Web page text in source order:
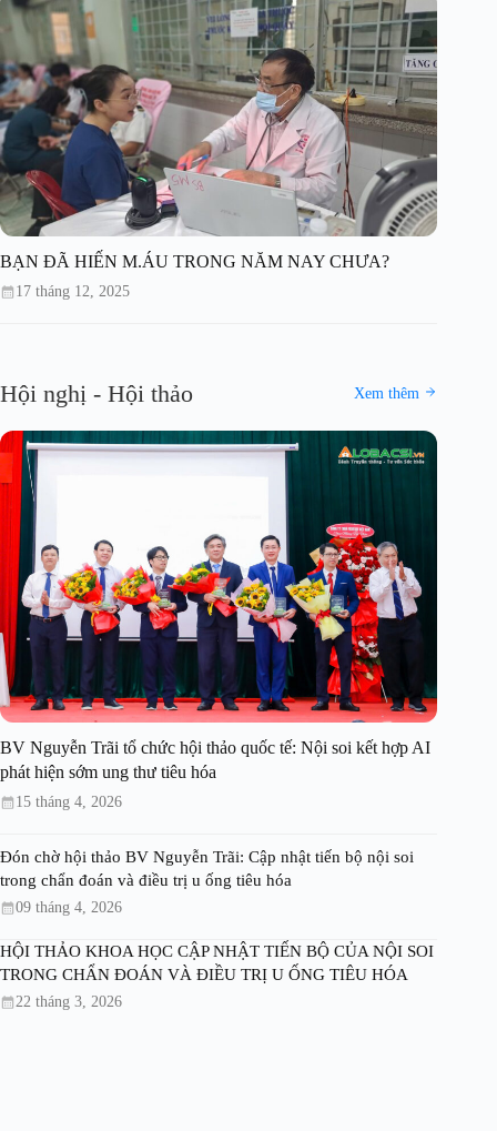
BẠN ĐÃ HIẾN M.ÁU TRONG NĂM NAY CHƯA?
17 tháng 12, 2025
Hội nghị - Hội thảo Xem thêm
BV Nguyễn Trãi tổ chức hội thảo quốc tế: Nội soi kết hợp AI
phát hiện sớm ung thư tiêu hóa
15 tháng 4, 2026
Đón chờ hội thảo BV Nguyễn Trãi: Cập nhật tiến bộ nội soi
trong chẩn đoán và điều trị u ống tiêu hóa
09 tháng 4, 2026
HỘI THẢO KHOA HỌC CẬP NHẬT TIẾN BỘ CỦA NỘI SOI
TRONG CHẨN ĐOÁN VÀ ĐIỀU TRỊ U ỐNG TIÊU HÓA
22 tháng 3, 2026